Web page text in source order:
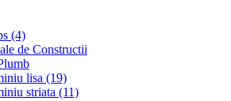
(4)
de Constructii
lisa (19)
striata (11)